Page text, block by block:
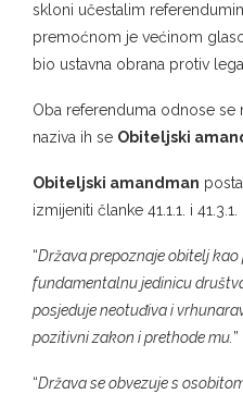
skloni učestalim
premoćnom je većinom
bio ustavna obrana protiv
Oba referenduma odnose se
naziva ih se Obiteljski
Obiteljski amandman
izmijeniti članke 41.1.1. i
“Država prepoznaje obitelj
fundamentalnu jedinicu
posjeduje neotuđiva i
pozitivni zakon i prethode mu.
“Država se obvezuje s